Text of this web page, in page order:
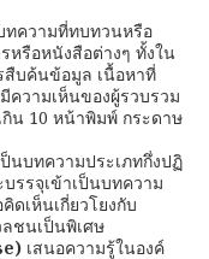
ทความที่ทบทวนหรือ
หรือหนังสือต่างๆ ทั้งใน
สืบค้นข้อมูล เนื้อหาที่
ความเห็นของผู้รวบรวม
กิน 10 หน้าพิมพ์ กระดาษ
ป็นบทความประเภทกึ่งปฏิ
รจุเข้าเป็นบทความ
เห็นเกี่ยวโยงกับ
ชนเป็นพิเศษ
เสนอความรู้ในองค์